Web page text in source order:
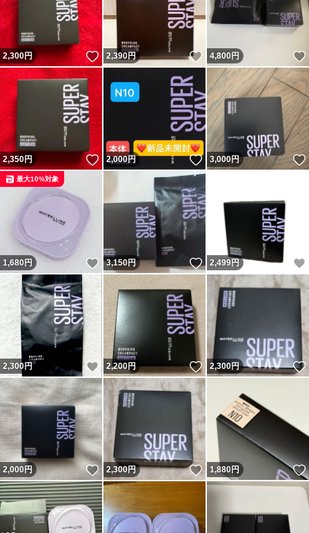
2,300円 いいね！
2,390円 いいね！
4,800円
2,350円 いいね！
2,000円 いいね！
3,000円
1,680円 いいね！
最大10%対象
3,150円 いいね！
2,499円
2,300円 いいね！
2,200円 いいね！
2,300円
2,000円 いいね！
2,300円 いいね！
1,880円